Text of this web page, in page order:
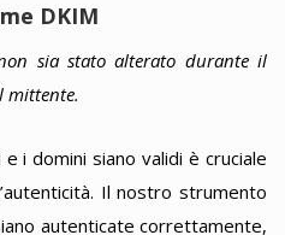
DKIM
sia stato alterato durante il
mittente.
i domini siano validi è cruciale
Il nostro strumento
autenticate correttamente,